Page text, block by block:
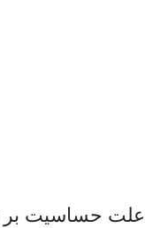
علت حساسیت بر